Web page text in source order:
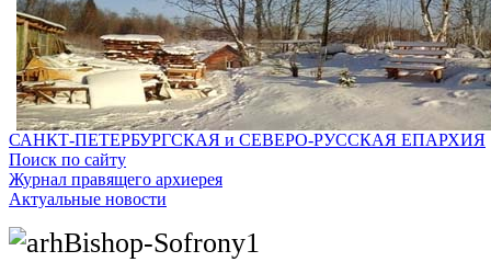
САНКТ-ПЕТЕРБУРГСКАЯ и СЕВЕРО-РУССКАЯ ЕПАРХИЯ
Поиск по сайту
Журнал правящего архиерея
Актуальные новости